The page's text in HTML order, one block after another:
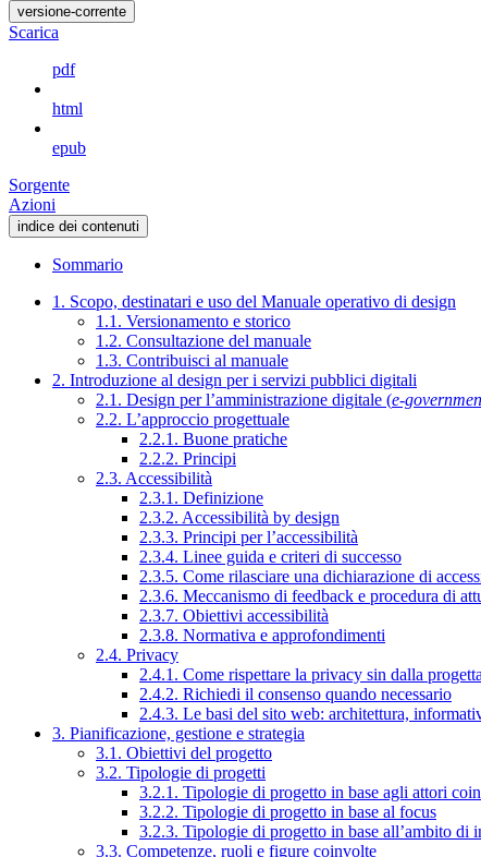
versione-corrente
Scarica
pdf
html
epub
Sorgente
Azioni
indice dei contenuti
Sommario
1. Scopo, destinatari e uso del Manuale operativo di design
1.1. Versionamento e storico
1.2. Consultazione del manuale
1.3. Contribuisci al manuale
2. Introduzione al design per i servizi pubblici digitali
2.1. Design per l’amministrazione digitale (e-
2.2. L’approccio progettuale
2.2.1. Buone pratiche
2.2.2. Principi
2.3. Accessibilità
2.3.1. Definizione
2.3.2. Accessibilità by design
2.3.3. Principi per l’accessibilità
2.3.4. Linee guida e criteri di successo
2.3.5. Come rilasciare una dichiarazione di
2.3.6. Meccanismo di feedback e procedura di
2.3.7. Obiettivi accessibilità
2.3.8. Normativa e approfondimenti
2.4. Privacy
2.4.1. Come rispettare la privacy sin dalla
2.4.2. Richiedi il consenso quando necessario
2.4.3. Le basi del sito web: architettura,
3. Pianificazione, gestione e strategia
3.1. Obiettivi del progetto
3.2. Tipologie di progetti
3.2.1. Tipologie di progetto in base agli attori
3.2.2. Tipologie di progetto in base al focus
3.2.3. Tipologie di progetto in base all’ambito di
3.3. Competenze, ruoli e figure coinvolte